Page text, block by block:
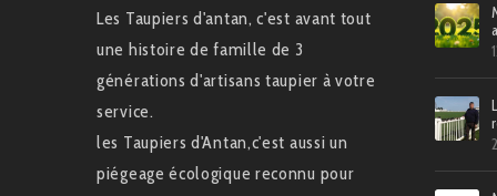
Les Taupiers d'antan, c'est avant tout
une histoire de famille de 3
générations d'artisans taupier à votre
service.
les Taupiers d'Antan,c'est aussi un
piégeage écologique reconnu pour